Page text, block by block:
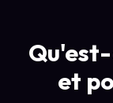
et